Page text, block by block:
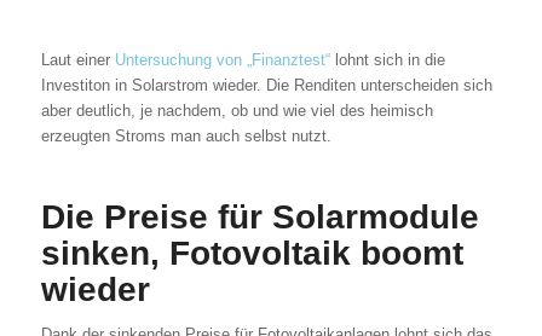
Laut einer Untersuchung von „Finanztest“lohnt sich in die
Investiton in Solarstrom wieder. Die Renditen unterscheiden sich
aber deutlich, je nachdem, ob und wie viel des heimisch
erzeugten Stroms man auch selbst nutzt.
Die Preise für Solarmodule
sinken, Fotovoltaik boomt
wieder